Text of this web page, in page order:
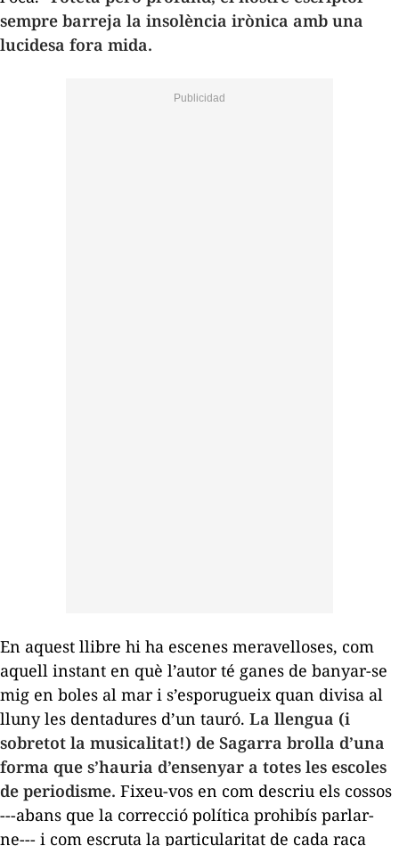
sempre barreja la insolència irònica amb una
lucidesa fora mida.
En aquest llibre hi ha escenes meravelloses, com
aquell instant en què l’autor té ganes de banyar-se
mig en boles al mar i s’esporugueix quan divisa al
lluny les dentadures d’un tauró. La llengua (i
sobretot la musicalitat!) de Sagarra brolla d’una
forma que s’hauria d’ensenyar a totes les escoles
de periodisme. Fixeu-vos en com descriu els cossos
---abans que la correcció política prohibís parlar-
ne--- i com escruta la particularitat de cada raça